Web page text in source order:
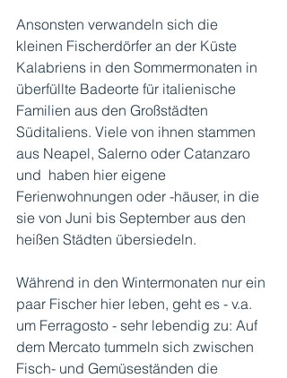
Ansonsten verwandeln sich die
kleinen Fischerdörfer an der Küste
Kalabriens in den Sommermonaten in
überfüllte Badeorte für italienische
Familien aus den Großstädten
Süditaliens. Viele von ihnen stammen
aus Neapel, Salerno oder Catanzaro
und  haben hier eigene
Ferienwohnungen oder -häuser, in die
sie von Juni bis September aus den
heißen Städten übersiedeln.
Während in den Wintermonaten nur ein
paar Fischer hier leben, geht es - v.a.
um Ferragosto - sehr lebendig zu: Auf
dem Mercato tummeln sich zwischen
Fisch- und Gemüseständen die